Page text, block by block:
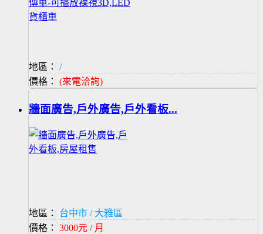
地區：
/
價格： (來電洽詢)
牆面廣告,戶外廣告,戶外看板...
地區：
台中市 / 大雅區
價格： 3000元 / 月